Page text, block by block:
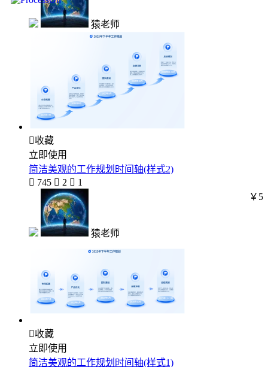
猿老师
收藏
立即使用
简洁美观的工作规划时间轴(样式2)
 745  2  1
猿老师
￥5
收藏
立即使用
简洁美观的工作规划时间轴(样式1)